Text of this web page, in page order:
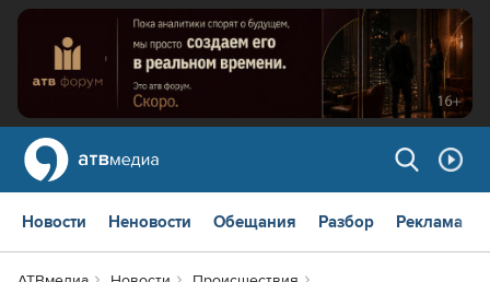
Новости Неновости Обещания Разбор Реклама